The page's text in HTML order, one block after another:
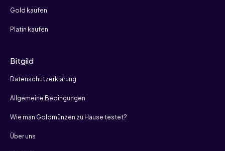
Gold kaufen
Platin kaufen
Bitgild
Datenschutzerklärung
Allgemeine Bedingungen
Wie man Goldmünzen zu Hause testet?
Über uns